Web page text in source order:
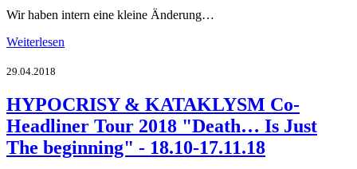
Wir haben intern eine kleine Änderung…
Weiterlesen
29.04.2018
HYPOCRISY & KATAKLYSM Co-
Headliner Tour 2018 "Death… Is Just
The beginning" - 18.10-17.11.18